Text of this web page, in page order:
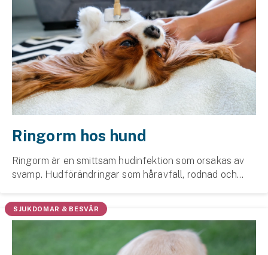
Ringorm hos hund
Ringorm är en smittsam hud­infektion som orsakas av
svamp. Hud­förändringar som hår­avfall, rodnad och
SJUKDOMAR & BESVÄR